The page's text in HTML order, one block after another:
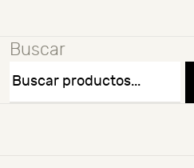
Buscar